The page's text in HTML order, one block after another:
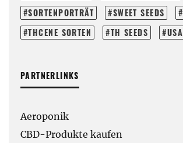
SORTENPORTRÄT
SWEET SEEDS
THCENE SORTEN
TH SEEDS USA
PARTNERLINKS
Aeroponik
CBD-Produkte kaufen